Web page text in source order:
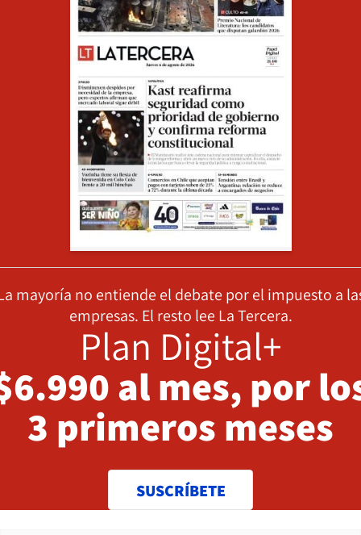
mayoría no entiende el debate por el impuesto a
empresas. El resto lee La Tercera.
Plan Digital+
al mes, por
3 primeros meses
SUSCRÍBETE